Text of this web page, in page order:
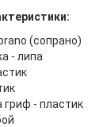
(сопрано)
- липа
гриф - пластик